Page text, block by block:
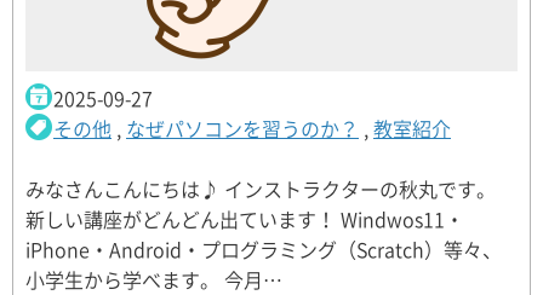
2025-09-27
その他 , なぜパソコンを習うのか？ ,教室紹介
みなさんこんにちは♪ インストラクターの秋丸です。
新しい講座がどんどん出ています！ Windwos11・
iPhone・Android・プログラミング（Scratch）等々、
小学生から学べます。 今月…